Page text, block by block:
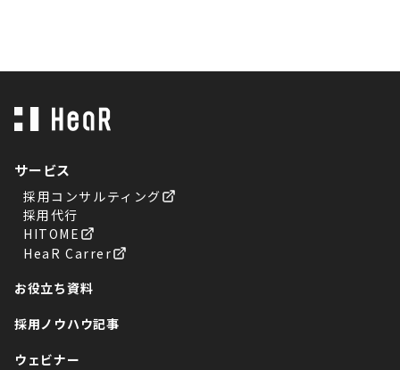
サービス
採用コンサルティング
採用代行
HITOME
HeaR Carrer
お役立ち資料
採用ノウハウ記事
ウェビナー